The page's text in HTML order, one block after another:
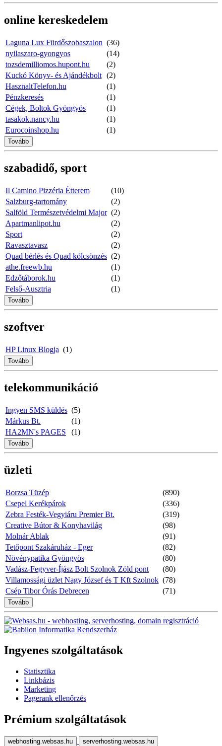
online kereskedelem
Laguna Lux Fürdőszobaszalon (36)
nyilaszaro-gyongyos
(14)
tozsdemilliomos.hupont.hu
(2)
Kuckó Könyv- és Ajándékbolt (2)
HasznaltTelefon.hu
(1)
Pénzkeresés
(1)
Cégek, Boltok Gyöngyös
(1)
tasakok.nancy.hu
(1)
Eurocoinshop.hu
(1)
Tovább
szabadidő, sport
Il Camino Pizzéria Étterem
(10)
Salzburg-tartomány
(2)
Salföld Természetvédelmi Major (2)
Apartmanlipot.hu
(2)
Sport
(2)
Ravasztavasz
(2)
Quad bérlés és Quad kölcsönzés (2)
athe.freewb.hu
(1)
Edzőtáborok.hu
(1)
Felső-Ausztria
(1)
Tovább
szoftver
HP Linux Blogja (1)
Tovább
telekommunikáció
Ingyen SMS küldés (5)
Márkus Bt.
(1)
HA2MN's PAGES
(1)
Tovább
üzleti
Borzsa Tüzép
(890)
Csepel Kerékpárok
(336)
Zebra Festék-Vegyiáru Premier Bt.
(319)
Creative Bútor & Konyhavilág
(98)
Molnár Ablak
(91)
Tetőpont Szakáruház - Eger
(82)
Növénypatika Gyöngyös
(80)
Vadász-Fegyver-Íjász Bolt Szolnok Zöld pont
(80)
Villamossági üzlet Nagy József és T Kft Szolnok (78)
Csép Tibor Órás Debrecen
(71)
Tovább
Ingyenes szolgáltatások
Statisztika
Linkbázis
Marketing
Pagerank ellenőrzés
Prémium szolgáltatások
webhosting.websas.hu
serverhosting.websas.hu